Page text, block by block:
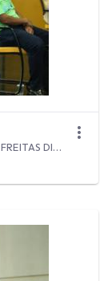
Modificado há 5 Anos por MYLENA BIANCA DE FREITAS DIAS.